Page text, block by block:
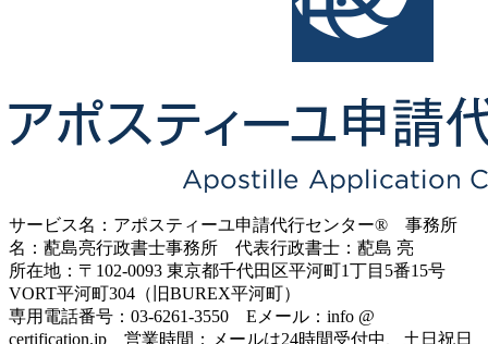
サービス名：アポスティーユ申請代行センター® 事務所
名：蓜島亮行政書士事務所 代表行政書士：蓜島 亮
所在地：〒102-0093 東京都千代田区平河町1丁目5番15号
VORT平河町304（旧BUREX平河町）
専用電話番号：03-6261-3550 Eメール：info @
certification.jp 営業時間：メールは24時間受付中、土日祝日